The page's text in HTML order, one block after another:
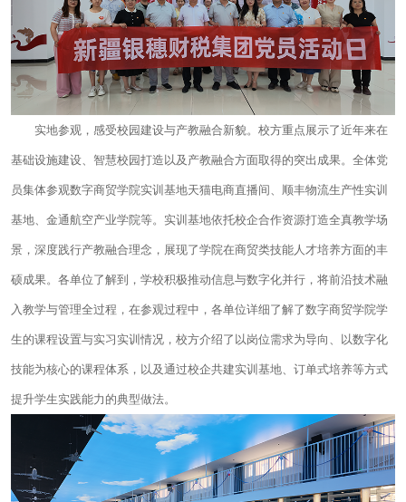
实地参观，感受校园建设与产教融合新貌。校方重点展示了近年来在
基础设施建设、智慧校园打造以及产教融合方面取得的突出成果。全体党
员集体参观数字商贸学院实训基地天猫电商直播间、顺丰物流生产性实训
基地、金通航空产业学院等。实训基地依托校企合作资源打造全真教学场
景，深度践行产教融合理念，展现了学院在商贸类技能人才培养方面的丰
硕成果。各单位了解到，学校积极推动信息与数字化并行，将前沿技术融
入教学与管理全过程，在参观过程中，各单位详细了解了数字商贸学院学
生的课程设置与实习实训情况，校方介绍了以岗位需求为导向、以数字化
技能为核心的课程体系，以及通过校企共建实训基地、订单式培养等方式
提升学生实践能力的典型做法。